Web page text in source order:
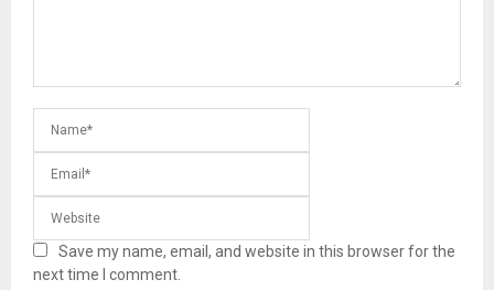
Save my name, email, and website in this browser for the
next time I comment.